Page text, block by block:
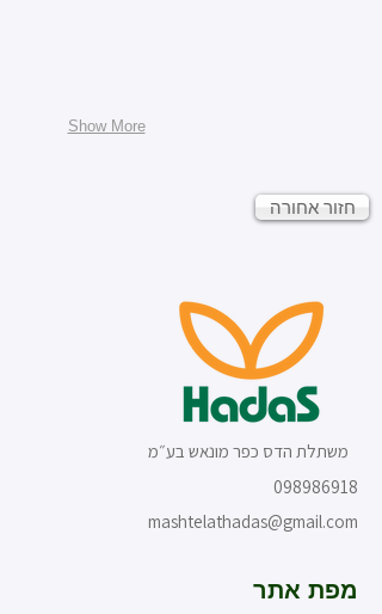
Show More
חזור אחורה
משתלת הדס כפר מונאש בע״מ
098986918
mashtelathadas@gmail.com
מפת אתר